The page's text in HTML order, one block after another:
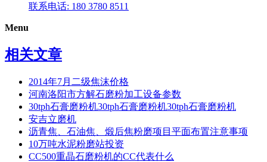
联系电话: 180 3780 8511
Menu
相关文章
2014年7月二级焦沫价格
河南洛阳市方解石磨粉加工设备参数
30tph石膏磨粉机30tph石膏磨粉机30tph石膏磨粉机
安吉立磨机
沥青焦、石油焦、煅后焦粉磨项目平面布置注意事项
10万吨水泥粉磨站投资
CC500重晶石磨粉机的CC代表什么